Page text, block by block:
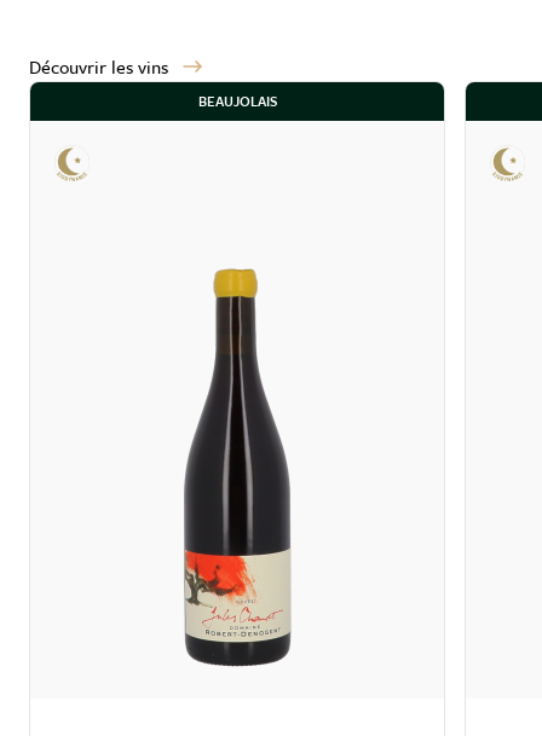
Découvrir les vins
BEAUJOLAIS